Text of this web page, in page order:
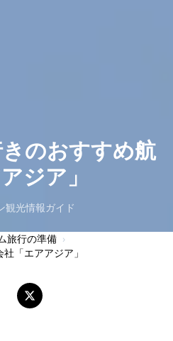
のおすすめ航
ジア」
観光情報ガイド
旅行の準備 ›
「エアアジア」